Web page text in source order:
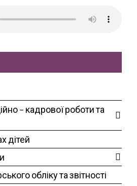
– кадрової роботи та
дітей
обліку та звітності